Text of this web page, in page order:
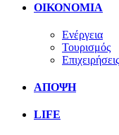
ΟΙΚΟΝΟΜΙΑ
Ενέργεια
Τουρισμός
Επιχειρήσεις
ΑΠΟΨΗ
LIFE